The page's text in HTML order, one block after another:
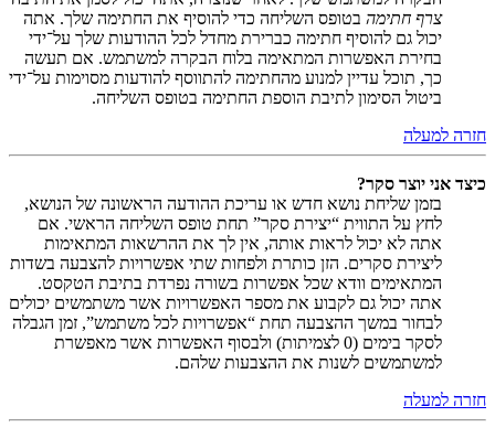
צרף חתימה בטופס השליחה כדי להוסיף את החתימה שלך. אתה
יכול גם להוסיף חתימה כברירת מחדל לכל ההודעות שלך על־ידי
בחירת האפשרות המתאימה בלוח הבקרה למשתמש. אם תעשה
כך, תוכל עדיין למנוע מהחתימה להתווסף להודעות מסוימות על־ידי
ביטול הסימון לתיבת הוספת החתימה בטופס השליחה.
חזרה למעלה
כיצד אני יוצר סקר?
בזמן שליחת נושא חדש או עריכת ההודעה הראשונה של הנושא,
לחץ על התווית “יצירת סקר” תחת טופס השליחה הראשי. אם
אתה לא יכול לראות אותה, אין לך את ההרשאות המתאימות
ליצירת סקרים. הזן כותרת ולפחות שתי אפשרויות להצבעה בשדות
המתאימים וודא שכל אפשרות בשורה נפרדת בתיבת הטקסט.
אתה יכול גם לקבוע את מספר האפשרויות אשר משתמשים יכולים
לבחור במשך ההצבעה תחת “אפשרויות לכל משתמש”, זמן הגבלה
לסקר בימים (0 לצמיתות) ולבסוף האפשרות אשר מאפשרת
למשתמשים לשנות את ההצבעות שלהם.
חזרה למעלה